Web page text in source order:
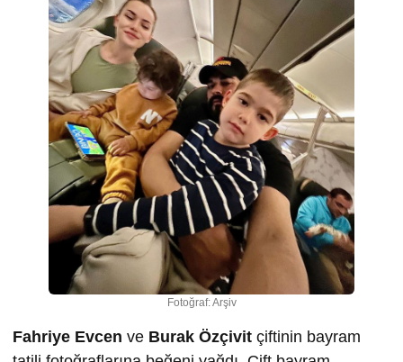
Fotoğraf: Arşiv
Fahriye Evcen ve Burak Özçivit çiftinin bayram